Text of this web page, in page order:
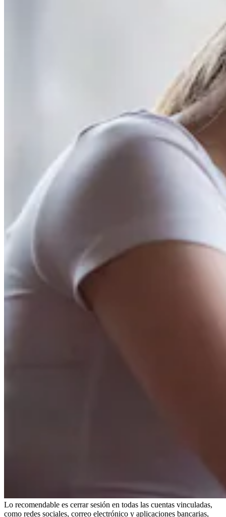
Lo recomendable es cerrar sesión en todas las cuentas vinculadas,
como redes sociales, correo electrónico y aplicaciones bancarias,